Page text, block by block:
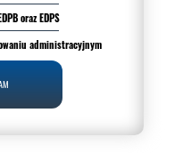
oraz EDPS
administracyjnym